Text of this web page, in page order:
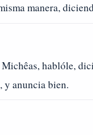
manera,
hablóle,
y anuncia bien.